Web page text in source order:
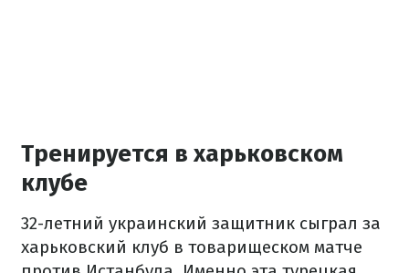
Тренируется в харьковском
клубе
32-летний украинский защитник сыграл за
харьковский клуб в товарищеском матче